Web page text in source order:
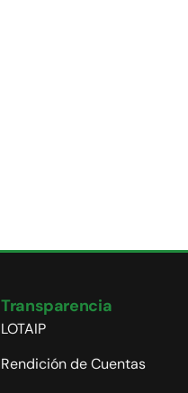
Transparencia
LOTAIP
Rendición de Cuentas